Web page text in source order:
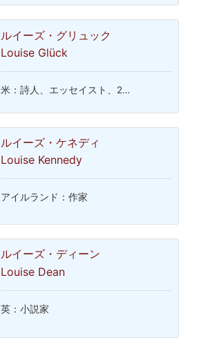
ルイーズ・グリュック
Louise Glück
米：詩人、エッセイスト、2…
ルイーズ・ケネディ
Louise Kennedy
アイルランド：作家
ルイーズ・ディーン
Louise Dean
英：小説家